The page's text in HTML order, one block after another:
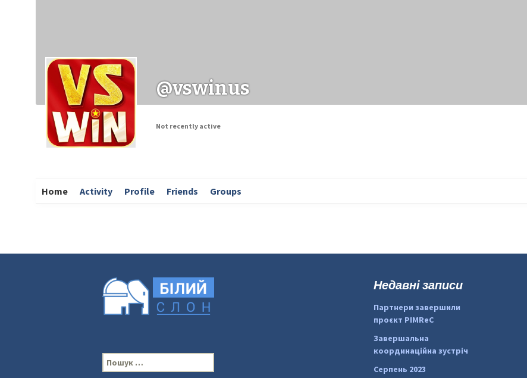
@vswinus
Not recently active
Home Activity Profile Friends Groups
П
о
Недавні записи
Партнери завершили
проєкт PIMReC
Завершальна
координаційна зустріч
Серпень 2023